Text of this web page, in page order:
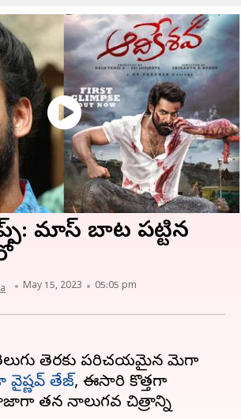
మాస్ బాట పట్టిన
May 15, 2023 05:05 pm
తెలుగు తెరకు పరిచయమైన మెగా
వైష్ణవ్ తేజ్, ఈసారి కొత్తగా
తన నాలుగవ చిత్రాన్ని